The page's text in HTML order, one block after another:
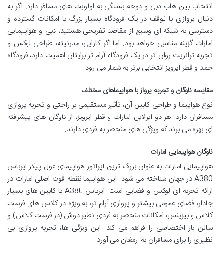
انتخاب بین هاب دبی و دوحه بستگی به اولویت های مسافر دارد. اگر به
دنبال پروازی با توقف در یک فرودگاه بسیار بزرگ با امکانات گسترده و
دسترسی به شبکه ای وسیع از مقاصد تفریحی هستید، دبی و هواپیمایی
امارات گزینه مناسبی خواهد بود. اما اگر کارایی، مدرنیته، طراحی لوکس و
تجربه ترانزیت روان تر در یک فرودگاه آرام تر برایتان اهمیت دارد، فرودگاه
حمد و قطر ایرویز انتخابی برتر به شمار می رود.
مقایسه ناوگان و تجربه پرواز با هواپیماهای مختلف
نوع هواپیما و طراحی کابین آن، تأثیر مستقیمی بر راحتی و تجربه پروازی
مسافران دارد. هر دو ایرلاین امارات و قطر ایرویز، از ناوگان های پیشرفته
ای بهره می برند که ویژگی های منحصر به فردی دارند.
ناوگان هواپیمایی امارات
هواپیمایی امارات به عنوان بزرگ ترین اپراتور هواپیمای غول پیکر ایرباس
A380 در جهان شناخته می شود. این هواپیما نقطه قوت اصلی امارات در
ارائه تجربه ای لوکس و فضایی است. ایرباس A380 با کابین های بسیار
جادار، فضای عمومی بیشتر و پروازی آرام تر، به ویژه در کلاس های فرست
کلاس و بیزینس، امکانات منحصر به فردی نظیر دوش (در فرست کلاس) و
سالن بار اختصاصی را فراهم می کند. این ویژگی ها، تجربه پروازی بی
نظیری را برای مسافران به ارمغان می آورد.